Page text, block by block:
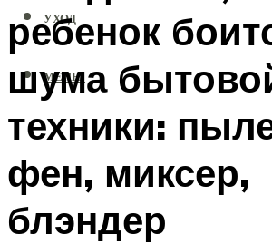
УХОД
МЕНЮ
ребенок
шума
техники:
фен, миксер,
блэндер